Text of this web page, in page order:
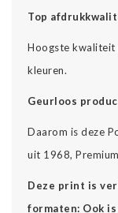
Top
Hoogste kwaliteit
kleuren.
Geurloos
Daarom is deze
uit 1968,
Deze print is
formaten: Ook